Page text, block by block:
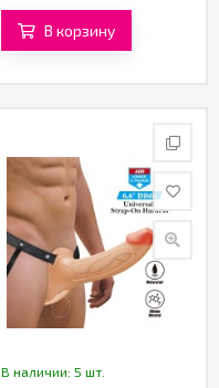
В корзину
В наличии: 5 шт.